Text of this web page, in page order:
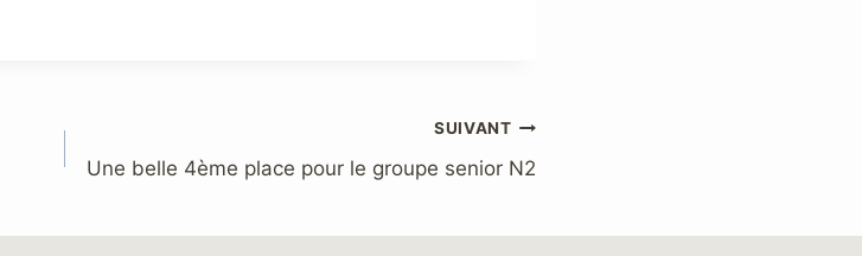
SUIVANT
Une belle 4ème place pour le groupe senior N2